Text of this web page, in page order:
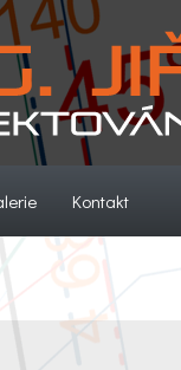
(current)Kontakt(current)